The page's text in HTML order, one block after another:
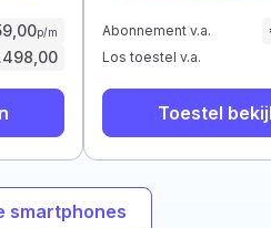
p/m Abonnement v.a.
Los toestel v.a.
Toestel
smartphones